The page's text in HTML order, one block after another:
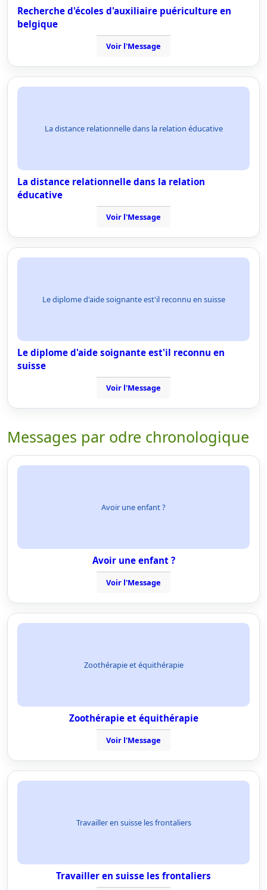
Recherche d'écoles d'auxiliaire puériculture en
belgique
Voir l'Message
La distance relationnelle dans la relation éducative
La distance relationnelle dans la relation
éducative
Voir l'Message
Le diplome d'aide soignante est'il reconnu en suisse
Le diplome d'aide soignante est'il reconnu en
suisse
Voir l'Message
Messages par odre chronologique
Avoir une enfant ?
Avoir une enfant ?
Voir l'Message
Zoothérapie et équithérapie
Zoothérapie et équithérapie
Voir l'Message
Travailler en suisse les frontaliers
Travailler en suisse les frontaliers